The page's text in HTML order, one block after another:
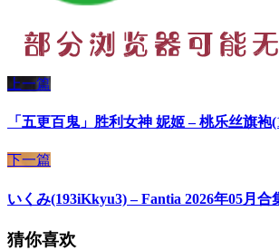
上一篇
「五更百鬼」胜利女神 妮姬 – 桃乐丝旗袍
下一篇
いくみ(193iKkyu3) – Fantia 2026年05月合
猜你喜欢